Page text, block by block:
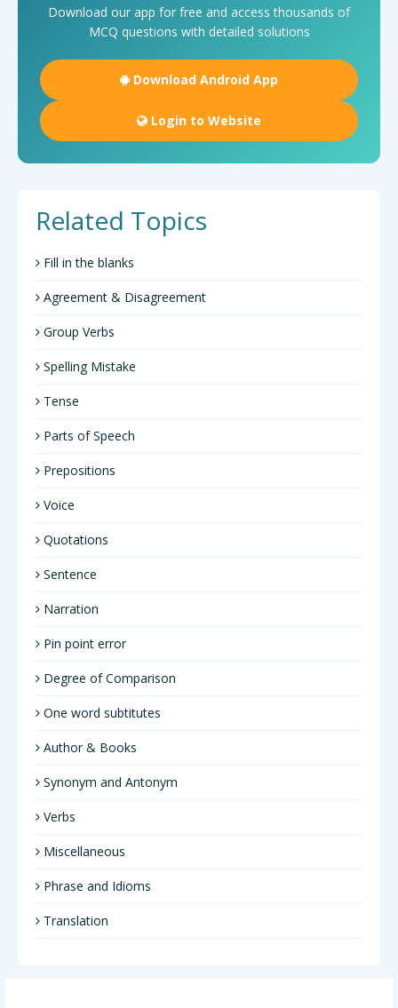
Download our app for free and access thousands of
MCQ questions with detailed solutions
Download Android App
Login to Website
Related Topics
Fill in the blanks
Agreement & Disagreement
Group Verbs
Spelling Mistake
Tense
Parts of Speech
Prepositions
Voice
Quotations
Sentence
Narration
Pin point error
Degree of Comparison
One word subtitutes
Author & Books
Synonym and Antonym
Verbs
Miscellaneous
Phrase and Idioms
Translation